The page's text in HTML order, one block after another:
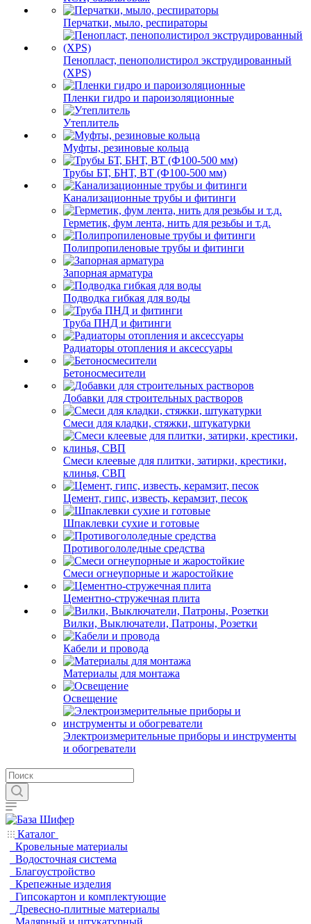
Перчатки, мыло, респираторы
Пенопласт, пенополистирол экструдированный
(XPS)
Пленки гидро и пароизоляционные
Утеплитель
Муфты, резиновые кольца
Трубы БТ, БНТ, ВТ (Ф100-500 мм)
Канализационные трубы и фитинги
Герметик, фум лента, нить для резьбы и т.д.
Полипропиленовые трубы и фитинги
Запорная арматура
Подводка гибкая для воды
Труба ПНД и фитинги
Радиаторы отопления и аксессуары
Бетоносмесители
Добавки для строительных растворов
Смеси для кладки, стяжки, штукатурки
Смеси клеевые для плитки, затирки, крестики,
клинья, СВП
Цемент, гипс, известь, керамзит, песок
Шпаклевки сухие и готовые
Противогололедные средства
Смеси огнеупорные и жаростойкие
Цементно-стружечная плита
Вилки, Выключатели, Патроны, Розетки
Кабели и провода
Материалы для монтажа
Освещение
Электроизмерительные приборы и инструменты
и обогреватели
Каталог
Кровельные материалы
Водосточная система
Благоустройство
Крепежные изделия
Гипсокартон и комплектующие
Древесно-плитные материалы
Малярный и штукатурный